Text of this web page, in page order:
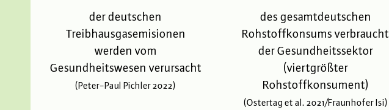
der deutschen
Treibhausgasemisionen
werden vom
Gesundheitswesen verursacht
(Peter-Paul Pichler 2022)
des gesamtdeutschen
Rohstoffkonsums verbraucht
der Gesundheitssektor
(viertgrößter
Rohstoffkonsument)
(Ostertag et al. 2021/Fraunhofer Isi)